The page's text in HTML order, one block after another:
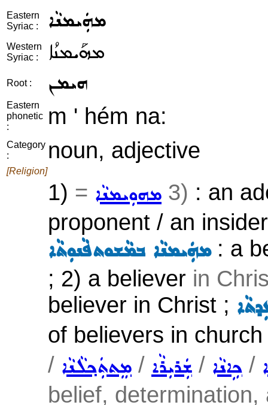
Eastern
Syriac :
ܡܗܲܝܡܢܵܐ
Western
Syriac :
ܡܗܰܝܡܢܳܐ
Root : ܗܝܡܢ
Eastern
phonetic
:
m ' hém na:
Category
:
noun, adjective
[Religion]
1) = ܡܗܘܼܝܡܢܵܐ 3) : an
proponent / an
ܡܗܲܝܡܢܵܐ ܒܡܵܫܘܬܦܵܢܘܼܬܵܐ: a
; 2) a believer in
believer in Christ ;
of believers in
/ ܡܸܬܬܲܟ݂ܠܵܢܵܐ / ܫܲܪܝܼܪܵܐ / ܟܹܐܢܵܐ /
belief, determination,